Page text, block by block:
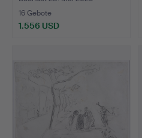
16 Gebote
1.556 USD